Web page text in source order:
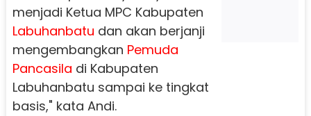
menjadi Ketua MPC Kabupaten
Labuhanbatu dan akan berjanji
mengembangkan Pemuda
Pancasila di Kabupaten
Labuhanbatu sampai ke tingkat
basis," kata Andi.